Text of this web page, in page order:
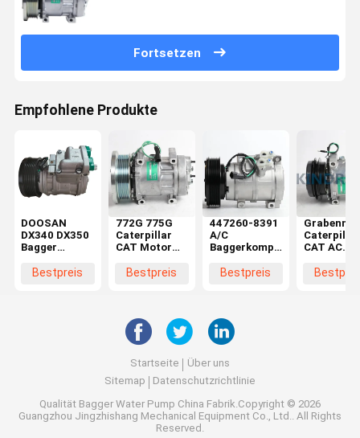
Fortsetzen
Empfohlene Produkte
DOOSAN
DX340 DX350
Bagger
Nachschubkompressor
Bestpreis
772G 775G
Caterpillar
CAT Motor
Teile 582-
Bestpreis
447260-8391
A/C
Baggerkompressor
dieBestpreis
Caterpillar
CAT AC
308C 308D
Startseite
Über uns
Sitemap
Datenschutzrichtlinie
Qualität Bagger Water Pump China Fabrik.Copyright © 2026
Guangzhou Jingzhishang Mechanical Equipment Co., Ltd.. All Rights
Reserved.